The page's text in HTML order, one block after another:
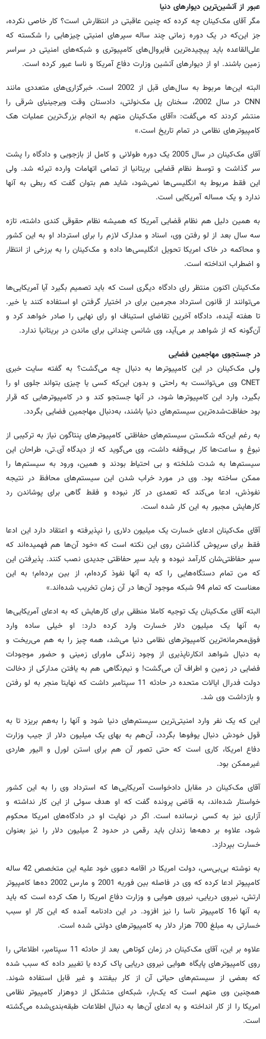
عبور از آتشین‌ترین دیوارهای دنیا
مگر آقای مک‌کینان چه کرده که چنین عاقبتی در انتظارش است؟ کار خاصی نکرده،
جز این‌که در یک دوره زمانی چند ساله سپرهای امنیتی چیزهایی را شکسته که
علی‌القاعده باید پیچیده‌ترین فایروال‌های ‌کامپیوتری و شبکه‌های امنیتی در سراسر
زمین باشند. او از دیوارهای آتشین وزارت دفاع آمریکا و ناسا عبور کرده است.
البته این‌ها مربوط به سال‌های قبل از 2002 است. خبرگزاری‌های متعددی مانند
CNN در سال 2002، سخنان پل مک‌نولتی، دادستان وقت ویرجینیای شرقی را
منتشر کردند که می‌گفت: «آقای مک‌کینان متهم به انجام بزرگ‌ترین عملیات هک
کامپیوترهای نظامی در تمام تاریخ است.»
آقای مک‌کینان در سال 2005 یک دوره طولانی و کامل از بازجویی و دادگاه را پشت
سر گذاشت و توسط نظام قضایی بریتانیا از تمامی اتهامات وارده تبرئه شد. ولی
این فقط مربوط به انگلیسی‌ها نمی‌شود، شاید هم بتوان گفت که ربطی به آنها
ندارد و یک مساله آمریکایی است.
به همین دلیل هم نظام قضایی آمریکا که همیشه نظام حقوقی کندی داشته، تازه
سه سال بعد از لو رفتن وی، اسناد و مدارک لازم را برای استرداد او به این کشور
و محاکمه در خاک امریکا تحویل انگلیسی‌ها داده و مک‌کینان را به برزخی از انتظار
و اضطراب انداخته است.
مک‌کینان اکنون منتظر رای دادگاه دیگری است که باید تصمیم بگیرد آیا آمریکایی‌ها
می‌توانند از قانون استرداد مجرمین برای در اختیار گرفتن او استفاده کنند یا خیر.
تا هفته آینده، دادگاه آخرین تقاضای استیناف او رای نهایی را صادر خواهد کرد و
آن‌گونه که از شواهد بر می‌آید، وی شانس چندانی برای ماندن در بریتانیا ندارد.
در جستجوی مهاجمین فضایی
ولی مک‌کینان در این کامپیوترها به دنبال چه می‌گشت؟ به گفته سایت خبری
CNET وی می‌توانست به راحتی و بدون این‌که کسی یا چیزی بتواند جلوی او را
بگیرد، وارد این کامپیوترها شود، در آنها جستجو کند و در کامپیوترهایی که قرار
بود حفاظت‌شده‌ترین سیستم‌های دنیا باشند، به‌دنبال مهاجمین فضایی بگردد.
به رغم این‌که شکستن سیستم‌های حفاظتی کامپیوترهای پنتاگون نیاز به ترکیبی از
نبوغ و ساعت‌ها کار بی‌وقفه داشت، وی‌ می‌گوید که از دیدگاه آی.تی، طراحان این
سیستم‌ها به شدت شلخته و بی احتیاط بودند و همین، ورود به سیستم‌ها را
ممکن ساخته بود. وی در مورد خراب شدن این سیستم‌های محافظ در نتیجه
نفوذش، ادعا می‌کند که تعمدی در کار نبوده و فقط گاهی برای پوشاندن رد
کارهایش مجبور به این کار شده است.
آقای مک‌کینان ادعای خسارت یک میلیون دلاری را نپذیرفته و اعتقاد دارد این ادعا
فقط برای سرپوش گذاشتن روی این نکته است که «خود آن‌ها هم فهمیده‌اند که
سپر حفاظتی‌شان کارآمد نبوده و باید سپر حفاظتی جدیدی نصب کنند. پذیرفتن این
که من تمام دستگاه‌هایی را که به آنها نفوذ کرده‌ام، از بین برده‌ام؛ به این
معناست که تمام 94 شبکه موجود آن‌ها در آن زمان تخریب شده‌اند.»
البته آقای مک‌کینان یک توجیه کاملا منطقی برای کارهایش که به ادعای آمریکایی‌ها
به آنها یک میلیون دلار خسارت وارد کرده دارد: او خیلی ساده وارد
فوق‌محرمانه‌ترین کامپیوترهای نظامی دنیا می‌شد، همه چیز را به هم می‌ریخت و
به دنبال شواهد انکارناپذیری از وجود زندگی ماورای زمینی و حضور موجودات
فضایی در زمین و اطراف آن می‌گشت! و نیم‌نگاهی هم به یافتن مدارکی از دخالت
دولت فدرال ایالات متحده در حادثه 11 سپتامبر داشت که نهایتا منجر به لو رفتن
و بازداشت وی شد.
این که یک نفر وارد امنیتی‌ترین سیستم‌های دنیا شود و آنها را به‌هم بریزد تا به
قول خودش دنبال یوفوها بگردد، آن‌هم به بهای یک میلیون دلار از جیب وزارت
دفاع امریکا، کاری است که حتی تصور آن هم برای استن لورل و الیور هاردی
غیرممکن بود.
آقای مک‌کینان در مقابل دادخواست آمریکایی‌ها که استرداد وی را به این کشور
خواستار شده‌اند، به قاضی پرونده گفت که او هدف سوئی از این کار نداشته و
آزاری نیز به کسی نرسانده است. اگر در نهایت او در دادگاه‌های امریکا محکوم
شود، علاوه بر دهه‌ها زندان باید رقمی در حدود 2 میلیون دلار را نیز بعنوان
خسارت بپردازد.
به نوشته بی‌بی‌سی، دولت امریکا در اقامه دعوی خود علیه این متخصص 42 ساله
کامپیوتر ادعا کرده که وی در فاصله بین فوریه 2001 و مارس 2002 ده‌ها کامپیوتر
ارتش، نیروی دریایی، نیروی هوایی و وزارت دفاع امریکا را هک کرده است که باید
به آنها 16 کامپیوتر ناسا را نیز افزود. در این دادنامه آمده که این کار او سبب
خسارتی به مبلغ 700 هزار دلار به کامپیوترهای دولتی شده است.
علاوه بر این، آقای مک‌کینان در زمان کوتاهی بعد از حادثه 11 سپتامبر، اطلاعاتی را
روی کامپیوترهای پایگاه هوایی نیروی دریایی پاک کرده یا تغییر داده که سبب شده
که بعضی از سیستم‌های حیاتی آن از کار بیفتند و غیر قابل استفاده‌ شوند.
همچنین وی متهم است که یک‌بار، شبکه‌ای متشکل از دوهزار کامپیوتر نظامی
امریکا را از کار انداخته و به ادعای آن‌ها به دنبال اطلاعات طبقه‌بندی‌شده می‌گشته
است.